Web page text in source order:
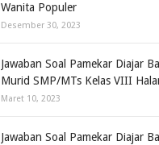
Wanita Populer
Desember 30, 2023
Jawaban Soal Pamekar Diajar
Murid SMP/MTs Kelas VIII
Maret 10, 2023
Jawaban Soal Pamekar Diajar